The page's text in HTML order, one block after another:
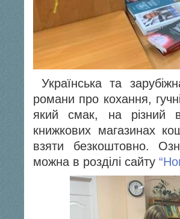
Українська та
романи про кохання,
який смак, на різний
книжкових магазинах
взяти безкоштовно.
можна в розділі сайту